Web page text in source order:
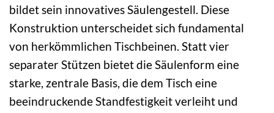
bildet sein innovatives Säulengestell. Diese
Konstruktion unterscheidet sich fundamental
von herkömmlichen Tischbeinen. Statt vier
separater Stützen bietet die Säulenform eine
starke, zentrale Basis, die dem Tisch eine
beeindruckende Standfestigkeit verleiht und